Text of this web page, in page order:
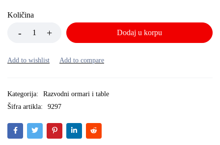
Količina
Dodaj u korpu
Kategorija:
Razvodni ormari i table
Šifra artikla:
9297